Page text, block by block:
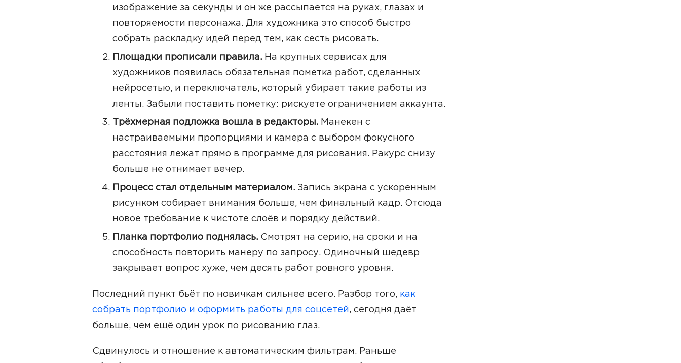
изображение за секунды и он же рассыпается на руках, глазах и
повторяемости персонажа. Для художника это способ быстро
собрать раскладку идей перед тем, как сесть рисовать.
Площадки прописали правила. На крупных сервисах для
художников появилась обязательная пометка работ, сделанных
нейросетью, и переключатель, который убирает такие работы из
ленты. Забыли поставить пометку: рискуете ограничением аккаунта.
Трёхмерная подложка вошла в редакторы. Манекен с
настраиваемыми пропорциями и камера с выбором фокусного
расстояния лежат прямо в программе для рисования. Ракурс снизу
больше не отнимает вечер.
Процесс стал отдельным материалом. Запись экрана с ускоренным
рисунком собирает внимания больше, чем финальный кадр. Отсюда
новое требование к чистоте слоёв и порядку действий.
Планка портфолио поднялась. Смотрят на серию, на сроки и на
способность повторить манеру по запросу. Одиночный шедевр
закрывает вопрос хуже, чем десять работ ровного уровня.
Последний пункт бьёт по новичкам сильнее всего. Разбор того, как
собрать портфолио и оформить работы для соцсетей, сегодня даёт
больше, чем ещё один урок по рисованию глаз.
Сдвинулось и отношение к автоматическим фильтрам. Раньше